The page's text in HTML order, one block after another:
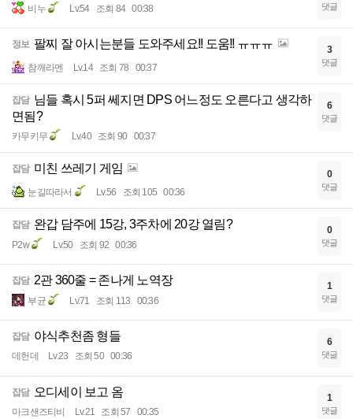
비누 Lv.54 조회 84 00:38 댓글
정보 팔찌 잘 아시는분들 도와주세요!! 도움!! ㅠㅠㅠ
참깨라멘 Lv.14 조회 78 00:37
3
댓글
잡담 님들 혹시 5퍼 쎄지면 DPS 어느정도 오른다고 생각하
면됨?
카무키무 Lv.40 조회 90 00:37
6
댓글
잡담 미친 쓰레기 게임
눈길따라서 Lv.56 조회 105 00:36
0
댓글
잡담 완갑 담주에 15강, 3주차에 20강 열림?
P2w Lv.50 조회 92 00:36
0
댓글
잡담 2관 360줄 = 존나게 노역장
부균 Lv.71 조회 113 00:36
1
댓글
잡담 야식추천좀 형들
데헌데 Lv.23 조회 50 00:36
6
댓글
잡담 오디세이 보고 옴
마크샌즈티비 Lv.21 조회 57 00:35
1
댓글